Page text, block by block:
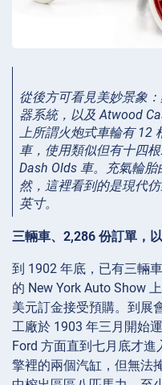
從後方可看見美妙景象
器系統，以及 Atwood
上所謂火炮式車輪有 12
車，使用類似但有十四
Dash Olds 車。充氣輪
然，這裡看到的是現代
英寸。
三輛車、2,286 份訂單，
到 1902 年底，已有三輛
的 New York Auto Show
美元訂金接受預購。到展
工廠於 1903 年三月開始
Ford 方面直到七月底才
擎裡的兩個汽缸，但無法